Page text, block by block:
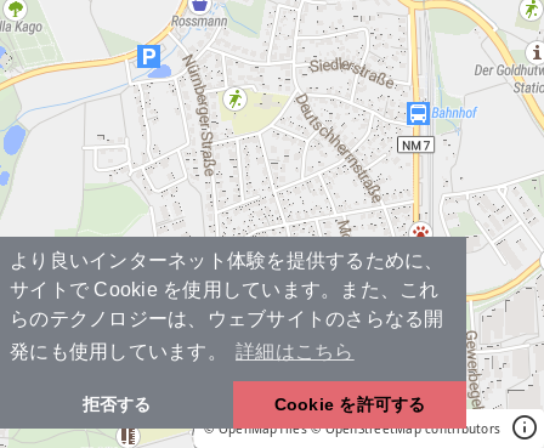
より良いインターネット体験を提供するために、
サイトで Cookie を使用しています。また、これ
らのテクノロジーは、ウェブサイトのさらなる開
発にも使用しています。
詳細はこちら
拒否する Cookie を許可する
© OpenMapTiles © OpenStreetMap contributors